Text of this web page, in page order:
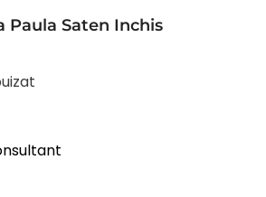
Paula Saten Inchis